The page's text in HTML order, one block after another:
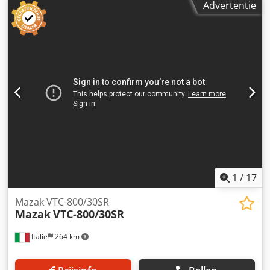
maximaal tafelbelastingsvermogen van 1400 kg. Als u op
zoek bent naar hoogwaardige bewerkingsmogelijkheden,
overweeg dan het verticale bewerkingscentrum Mazak
in het oppervlak • Max. afmetingen werkstuk: 4100 mm x
905 mm x 790 mm • Afstand werktafel tot spilneus: 180
Technical Specification Taper Size ISO 40
Advertentie
1 / 17
Italië 264 km
Mazak VTC-800/30SR
MazakVTC-800/30SR